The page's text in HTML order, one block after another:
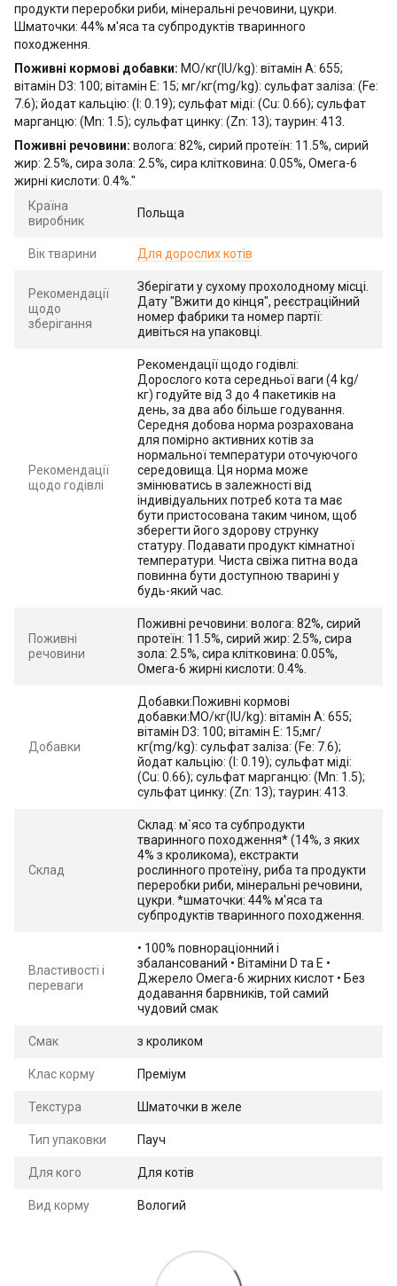
продукти переробки риби, мінеральні речовини, цукри.
Шматочки: 44% м'яса та субпродуктів тваринного
походження.
Поживні кормові добавки: МО/кг(IU/kg): вітамін А: 655;
вітамін D3: 100; вітамін Е: 15; мг/кг(mg/kg): сульфат заліза: (Fe:
7.6); йодат кальцію: (I: 0.19); сульфат міді: (Cu: 0.66); сульфат
марганцю: (Mn: 1.5); сульфат цинку: (Zn: 13); таурин: 413.
Поживні речовини: волога: 82%, сирий протеїн: 11.5%, сирий
жир: 2.5%, сира зола: 2.5%, сира клітковина: 0.05%, Омега-6
жирні кислоти: 0.4%."
Країна
виробник
Польща
Вік тварини Для дорослих котів
Рекомендації
щодо
зберігання
Зберігати у сухому прохолодному місці.
Дату "Вжити до кінця", реєстраційний
номер фабрики та номер партії:
дивіться на упаковці.
Рекомендації
щодо годівлі
Рекомендації щодо годівлі:
Дорослого кота середньої ваги (4 kg/
кг) годуйте від 3 до 4 пакетиків на
день, за два або більше годування.
Середня добова норма розрахована
для помірно активних котів за
нормальної температури оточуючого
середовища. Ця норма може
змінюватись в залежності від
індивідуальних потреб кота та має
бути пристосована таким чином, щоб
зберегти його здорову струнку
статуру. Подавати продукт кімнатної
температури. Чиста свіжа питна вода
повинна бути доступною тварині у
будь-який час.
Поживні
речовини
Поживні речовини: волога: 82%, сирий
протеїн: 11.5%, сирий жир: 2.5%, сира
зола: 2.5%, сира клітковина: 0.05%,
Омега-6 жирні кислоти: 0.4%.
Добавки
Добавки:Поживні кормові
добавки:МО/кг(IU/kg): вітамін А: 655;
вітамін D3: 100; вітамін Е: 15;мг/
кг(mg/kg): сульфат заліза: (Fe: 7.6);
йодат кальцію: (I: 0.19); сульфат міді:
(Cu: 0.66); сульфат марганцю: (Mn: 1.5);
сульфат цинку: (Zn: 13); таурин: 413.
Склад
Склад: м`ясо та субпродукти
тваринного походження* (14%, з яких
4% з кроликома), екстракти
рослинного протеїну, риба та продукти
переробки риби, мінеральні речовини,
цукри. *шматочки: 44% м'яса та
субпродуктів тваринного походження.
Властивості і
переваги
• 100% повнораціонний і
збалансований • Вітаміни D та Е •
Джерело Омега-6 жирних кислот • Без
додавання барвників, той самий
чудовий смак
Смак з кроликом
Клас корму Преміум
Текстура Шматочки в желе
Тип упаковки Пауч
Для кого Для котів
Вид корму Вологий